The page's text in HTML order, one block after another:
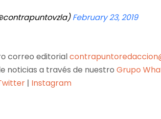
February 23, 2019
correo editorial
noticias a través de nuestroGrupo
| Instagram